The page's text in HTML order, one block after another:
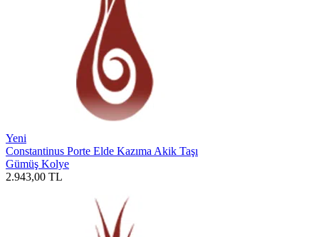
Yeni
Constantinus Porte Elde Kazıma Akik Taşı
Gümüş Kolye
2.943,00 TL